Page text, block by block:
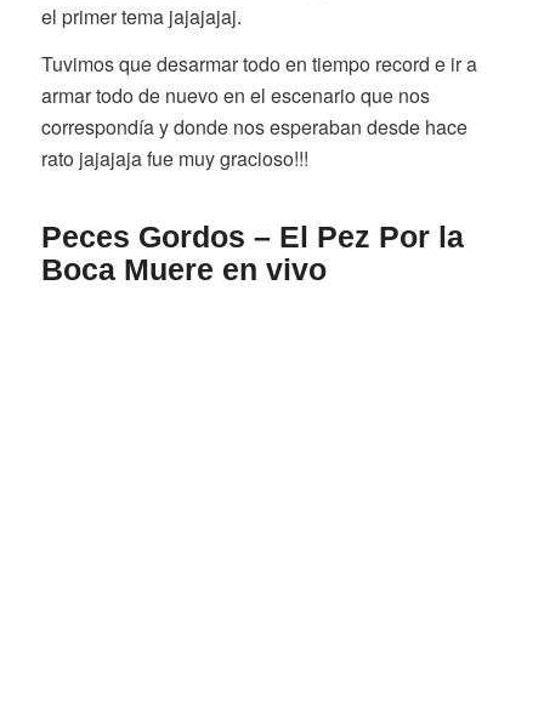
el primer tema jajajajaj.
Tuvimos que desarmar todo en tiempo record e ir a
armar todo de nuevo en el escenario que nos
correspondía y donde nos esperaban desde hace
rato jajajaja fue muy gracioso!!!
Peces Gordos – El Pez Por la
Boca Muere en vivo